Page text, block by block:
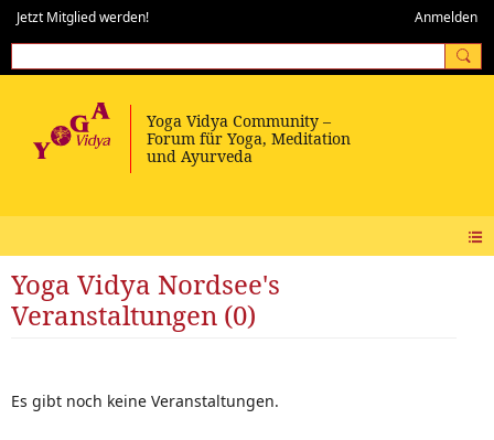
Jetzt Mitglied werden! Anmelden
Yoga Vidya Nordsee's
Veranstaltungen (0)
Es gibt noch keine Veranstaltungen.